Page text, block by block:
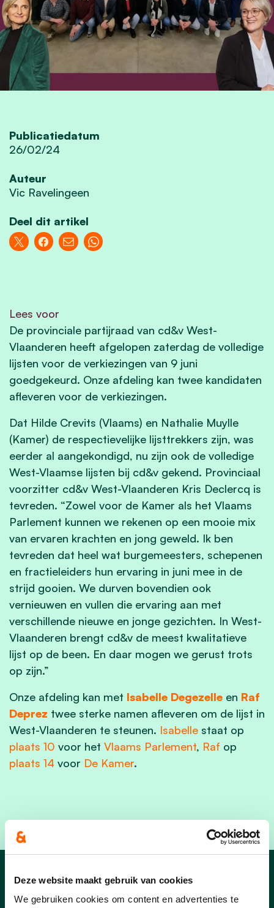
Deze website maakt gebruik van cookies
We gebruiken cookies om content en advertenties te
Publicatiedatum
26/02/24
Auteur
Vic Ravelingeen
Deel dit artikel
Lees voor
De provinciale partijraad van cd&v West-
Vlaanderen heeft afgelopen zaterdag de volledige
lijsten voor de verkiezingen van 9 juni
goedgekeurd. Onze afdeling kan twee kandidaten
afleveren voor de verkiezingen.
Dat Hilde Crevits (Vlaams) en Nathalie Muylle
(Kamer) de respectievelijke lijsttrekkers zijn, was
eerder al aangekondigd, nu zijn ook de volledige
West-Vlaamse lijsten bij cd&v gekend. Provinciaal
voorzitter cd&v West-Vlaanderen Kris Declercq is
tevreden. “Zowel voor de Kamer als het Vlaams
Parlement kunnen we rekenen op een mooie mix
van ervaren krachten en jong geweld. Ik ben
tevreden dat heel wat burgemeesters, schepenen
en fractieleiders hun ervaring in juni mee in de
strijd gooien. We durven bovendien ook
vernieuwen en vullen die ervaring aan met
verschillende nieuwe en jonge gezichten. In West-
Vlaanderen brengt cd&v de meest kwalitatieve
lijst op de been. En daar mogen we gerust trots
op zijn.”
Onze afdeling kan met Isabelle Degezelle en Raf
Deprez twee sterke namen afleveren om de lijst in
West-Vlaanderen te steunen. Isabelle staat op
plaats 10 voor het Vlaams Parlement, Raf op
plaats 14 voor De Kamer.
Zwevegem nieuws